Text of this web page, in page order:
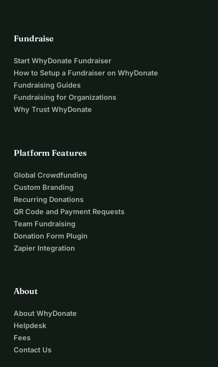
Fundraise
Start WhyDonate Fundraiser
How to Setup a Fundraiser on WhyDonate
Fundraising Guides
Fundraising for Organizations
Why Trust WhyDonate
Platform Features
Global Crowdfunding
Custom Branding
Recurring Donations
QR Code and Payment Requests
Team Fundraising
Donation Form Plugin
Zapier Integration
About
About WhyDonate
Helpdesk
Fees
Contact Us